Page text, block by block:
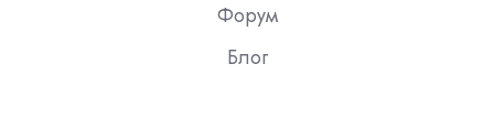
Форум
Блог